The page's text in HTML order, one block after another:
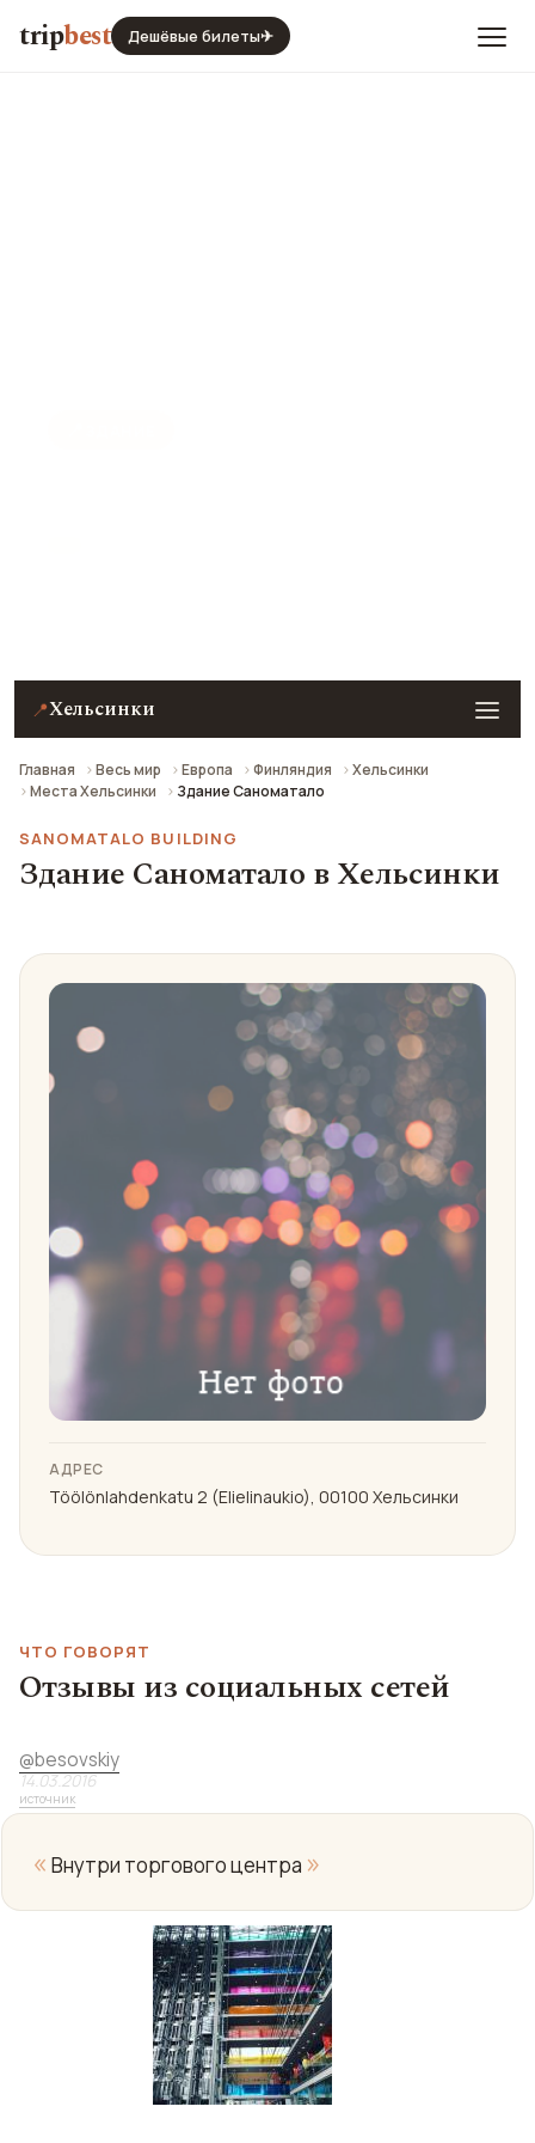
tripbest Дешёвые билеты✈
📍Хельсинки
Главная Весь мир Европа Финляндия
Хельсинки
Места Хельсинки
Здание Саноматало
SANOMATALO BUILDING
Здание Саноматало в Хельсинки
АДРЕС
Töölönlahdenkatu 2 (Elielinaukio), 00100 Хельсинки
ЧТО ГОВОРЯТ
Отзывы из социальных сетей
@besovskiy
14.03.2016
источник
« Внутри торгового центра »